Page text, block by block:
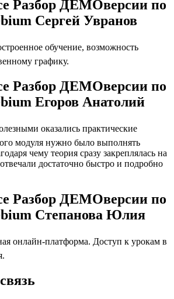
Разбор ДЕМОверсии по
Сергей Увранов
обучение, возможность
графику.
Разбор ДЕМОверсии по
Егоров Анатолий
оказались практические
модуля нужно было выполнять
чему теория сразу закреплялась на
достаточно быстро и подробно
Разбор ДЕМОверсии по
Степанова Юлия
онлайн-платформа. Доступ к урокам в